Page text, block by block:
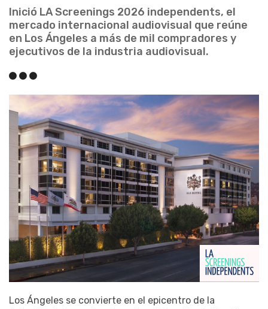
Inició LA Screenings 2026 independents, el
mercado internacional audiovisual que reúne
en Los Ángeles a más de mil compradores y
ejecutivos de la industria audiovisual.
Los Ángeles se convierte en el epicentro de la